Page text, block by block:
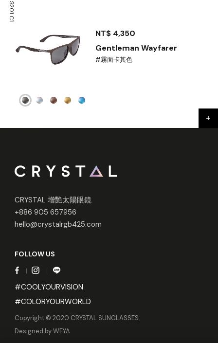
S201 C1
NT$ 4,350
Gentleman Wayfarer
#霧面卡其色
CRYSTAL 增艷太陽眼鏡
+886 905 657956
hello@crystalrgb425.com
FOLLOW US
#COOLYOURVISION
#COLORYOURWORLD
Copyright © 2020 CRYSTAL SUNGLASSES.
Designed byWEYA